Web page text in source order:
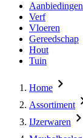
Aanbiedingen
Verf
Vloeren
Gereedschap
Hout
Tuin
Home
Assortiment
IJzerwaren